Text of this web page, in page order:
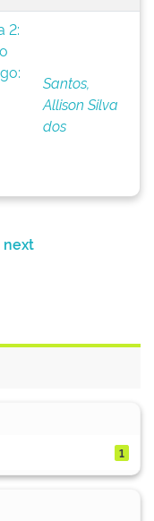
2:
Santos,
Allison Silva
dos
next
1